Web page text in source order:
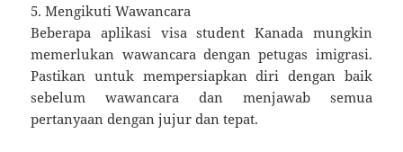
5. Mengikuti Wawancara
Beberapa aplikasi visa student Kanada mungkin
memerlukan wawancara dengan petugas imigrasi.
Pastikan untuk mempersiapkan diri dengan baik
sebelum wawancara dan menjawab semua
pertanyaan dengan jujur dan tepat.